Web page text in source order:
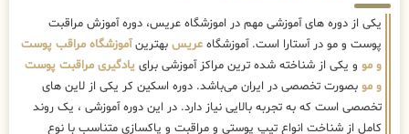
یکی از دوره های آموزشی مهم در اموزشگاه عریس، دوره آموزش مراقبت
پوست و مو در آستارا است. آموزشگاه عریس بهترینآموزشگاه مراقب پوست
و مو و یکی از شناخته شده ترین مراکز آموزشی برای یادگیری مراقبت پوست
و مو بصورت تخصصی در ایران می‌باشد. دوره اسکین کر یکی از لاین های
تخصصی است که به تجربه بالایی نیاز دارد. در این دوره آموزشی ، یک روند
کامل از شناخت انواع تیپ پوستی و مراقبت و پاکسازی متناسب با نوع